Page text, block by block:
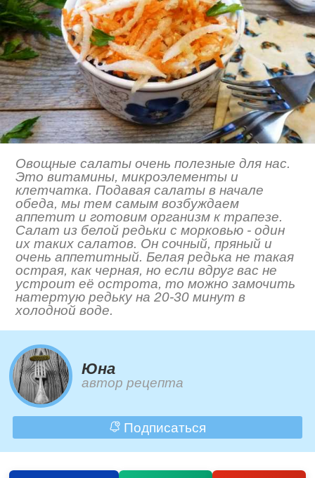
Овощные салаты очень полезные для нас.
Это витамины, микроэлементы и
клетчатка. Подавая салаты в начале
обеда, мы тем самым возбуждаем
аппетит и готовим организм к трапезе.
Салат из белой редьки с морковью - один
их таких салатов. Он сочный, пряный и
очень аппетитный. Белая редька не такая
острая, как черная, но если вдруг вас не
устроит её острота, то можно замочить
натертую редьку на 20-30 минут в
холодной воде.
Юна
автор рецепта
Подписаться